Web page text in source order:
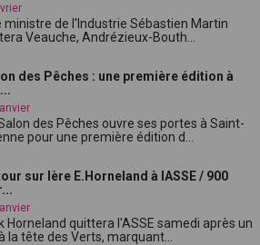
ministre de l'Industrie Sébastien Martin
Veauche, Andrézieux-Bouth...
des Pêches : une première édition à
Salon des Pêches ouvre ses portes à Saint-
pour une première édition d...
sur lère E.Horneland à lASSE / 900
Horneland quittera l'ASSE samedi après un
la tête des Verts, marquant...